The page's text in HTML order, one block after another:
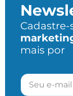
Cadastre-
mais por